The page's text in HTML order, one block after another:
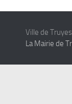
Ville de
La Mairie de